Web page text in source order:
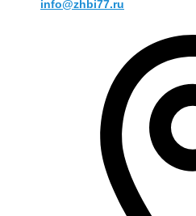
info@zhbi77.ru